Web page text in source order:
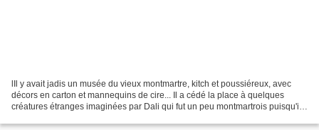
lIl y avait jadis un musée du vieux montmartre, kitch et poussiéreux, avec
décors en carton et mannequins de cire... Il a cédé la place à quelques
créatures étranges imaginées par Dali qui fut un peu montmartrois puisqu'il